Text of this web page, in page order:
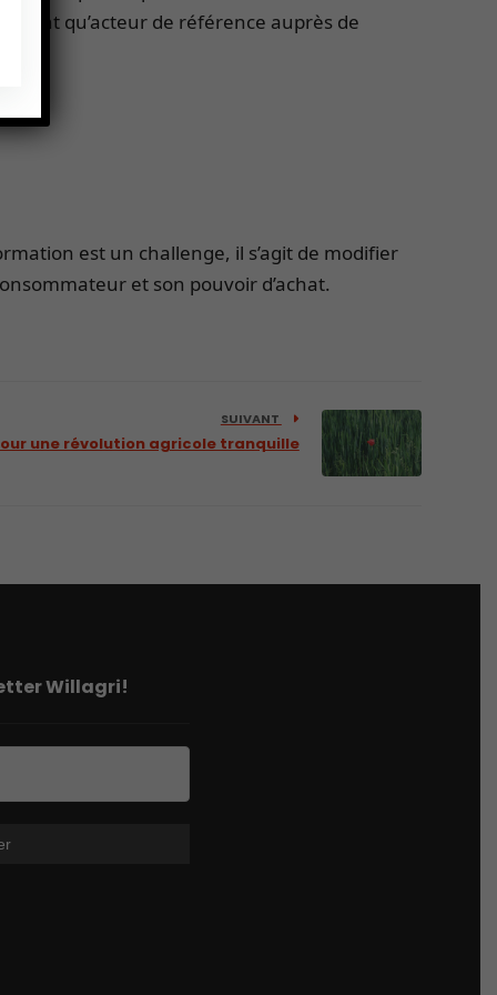
tant qu’acteur de référence auprès de
est un challenge, il s’agit de modifier
et son pouvoir d’achat.
SUIVANT
une révolution agricole tranquille
Willagri!